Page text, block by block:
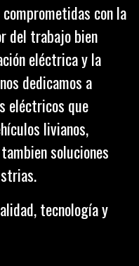
con la
del trabajo bien
eléctrica y la
dedicamos a
eléctricos que
livianos,
soluciones
tecnología y